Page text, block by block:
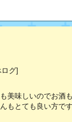
グ]
美味しいのでお酒
もとても良い方で